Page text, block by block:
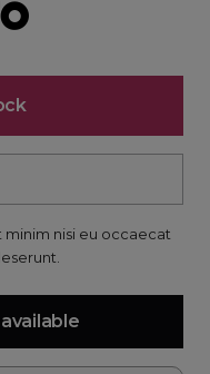
minim nisi eu occaecat